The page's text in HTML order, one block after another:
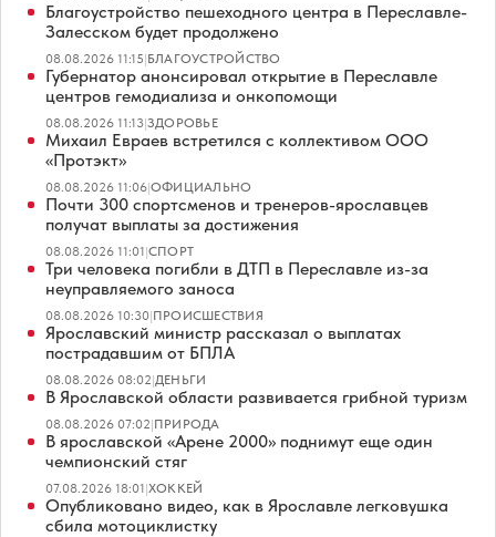
Благоустройство пешеходного центра в Переславле-
Залесском будет продолжено
08.08.2026 11:15|БЛАГОУСТРОЙСТВО
Губернатор анонсировал открытие в Переславле
центров гемодиализа и онкопомощи
08.08.2026 11:13|ЗДОРОВЬЕ
Михаил Евраев встретился с коллективом ООО
«Протэкт»
08.08.2026 11:06|ОФИЦИАЛЬНО
Почти 300 спортсменов и тренеров-ярославцев
получат выплаты за достижения
08.08.2026 11:01|СПОРТ
Три человека погибли в ДТП в Переславле из-за
неуправляемого заноса
08.08.2026 10:30|ПРОИСШЕСТВИЯ
Ярославский министр рассказал о выплатах
пострадавшим от БПЛА
08.08.2026 08:02|ДЕНЬГИ
В Ярославской области развивается грибной туризм
08.08.2026 07:02|ПРИРОДА
В ярославской «Арене 2000» поднимут еще один
чемпионский стяг
07.08.2026 18:01|ХОККЕЙ
Опубликовано видео, как в Ярославле легковушка
сбила мотоциклистку